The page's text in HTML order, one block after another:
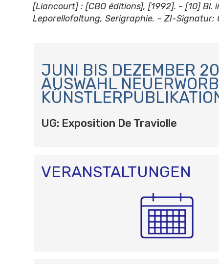
[Liancourt] : [CBO éditions], [1992]. - [10] Bl.
Leporellofaltung, Serigraphie. – ZI-Signatur:
A
V
I
G
A
T
I
JUNI BIS DEZEMBER
AUSWAHL
UG: Exposition De Traviolle
VERANSTALTUNGEN